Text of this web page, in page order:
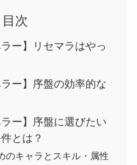
目次
ー】リセマラはやっ
ラー】序盤の効率的な
ラー】序盤に選びたい
とは？
のキャラとスキル・属性